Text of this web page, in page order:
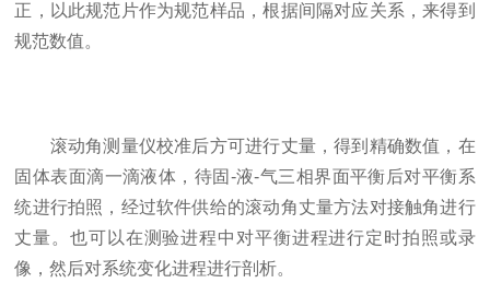
正，以此规范片作为规范样品，根据间隔对应关系，来得到
规范数值。
滚动角测量仪校准后方可进行丈量，得到精确数值，在
固体表面滴一滴液体，待固-液-气三相界面平衡后对平衡系
统进行拍照，经过软件供给的滚动角丈量方法对接触角进行
丈量。也可以在测验进程中对平衡进程进行定时拍照或录
像，然后对系统变化进程进行剖析。